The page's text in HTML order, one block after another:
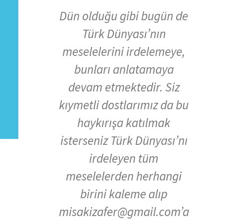
Dün olduğu gibi bugün de
Türk Dünyası’nın
meselelerini irdelemeye,
bunları anlatamaya
devam etmektedir. Siz
kıymetli dostlarımız da bu
haykırışa katılmak
isterseniz Türk Dünyası’nı
irdeleyen tüm
meselelerden herhangi
birini kaleme alıp
misakizafer@gmail.com’a